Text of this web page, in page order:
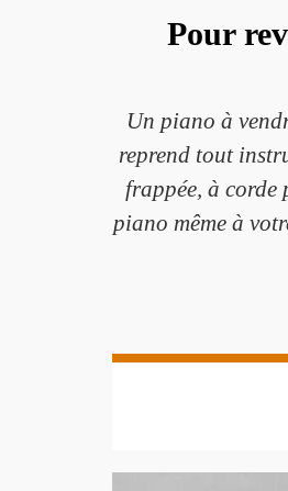
Pour
Un piano à
reprend tout
frappée, à corde
piano même à